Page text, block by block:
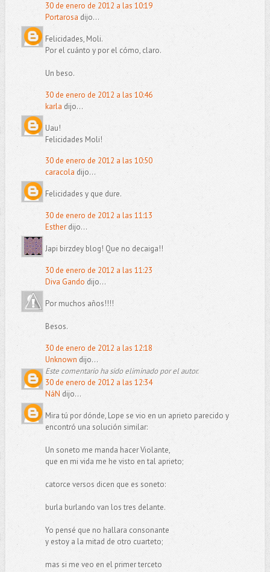
30 de enero de 2012 a las 10:19
Portarosa dijo...
Felicidades, Moli.
Por el cuánto y por el cómo, claro.
Un beso.
30 de enero de 2012 a las 10:46
karla dijo...
Uau!
Felicidades Moli!
30 de enero de 2012 a las 10:50
caracola dijo...
Felicidades y que dure.
30 de enero de 2012 a las 11:13
Estherdijo...
Japi birzdey blog! Que no decaiga!!
30 de enero de 2012 a las 11:23
Diva Gando dijo...
Por muchos años!!!!
Besos.
30 de enero de 2012 a las 12:18
Unknown dijo...
Este comentario ha sido eliminado por el autor.
30 de enero de 2012 a las 12:34
NáN dijo...
Mira tú por dónde, Lope se vio en un aprieto parecido y
encontró una solución similar:
Un soneto me manda hacer Violante,
que en mi vida me he visto en tal aprieto;
catorce versos dicen que es soneto:
burla burlando van los tres delante.
Yo pensé que no hallara consonante
y estoy a la mitad de otro cuarteto;
mas si me veo en el primer terceto